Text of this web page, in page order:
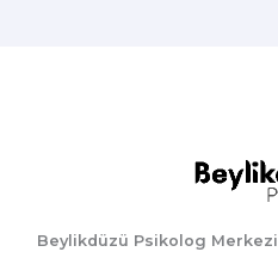
Beylikdüzü Psikolog Merkezi